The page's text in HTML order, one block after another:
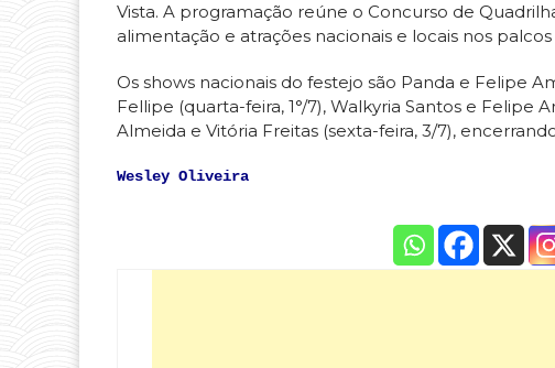
Vista. A programação reúne o Concurso de
alimentação e atrações nacionais e locais nos
Os shows nacionais do festejo são Panda e Felipe
Fellipe (quarta-feira, 1°/7), Walkyria Santos e Felipe
Almeida e Vitória Freitas (sexta-feira, 3/7),
Wesley Oliveira